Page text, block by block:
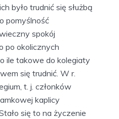
było trudnić się służbą
pomyślność
spokój
po okolicznych
ile takowe do kolegiaty
się trudnić. W r.
t. j. członków
kaplicy
się to na życzenie